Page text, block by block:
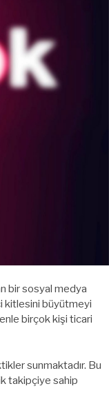
bir sosyal medya
kitlesini büyütmeyi
birçok kişi ticari
sunmaktadır. Bu
takipçiye sahip